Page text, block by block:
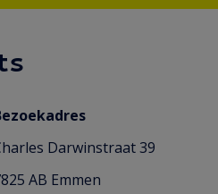
Darwinstraat 39
AB Emmen